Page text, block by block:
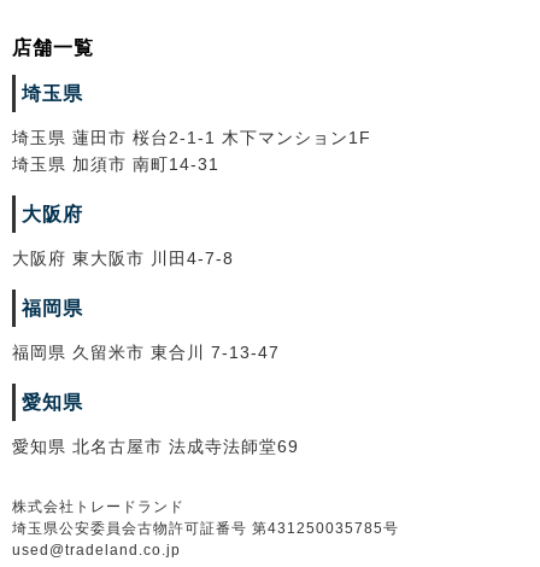
店舗一覧
埼玉県
埼玉県 蓮田市 桜台2-1-1 木下マンション1F
埼玉県 加須市 南町14-31
大阪府
大阪府 東大阪市 川田4-7-8
福岡県
福岡県 久留米市 東合川 7-13-47
愛知県
愛知県 北名古屋市 法成寺法師堂69
株式会社トレードランド
埼玉県公安委員会古物許可証番号 第431250035785号
used@tradeland.co.jp